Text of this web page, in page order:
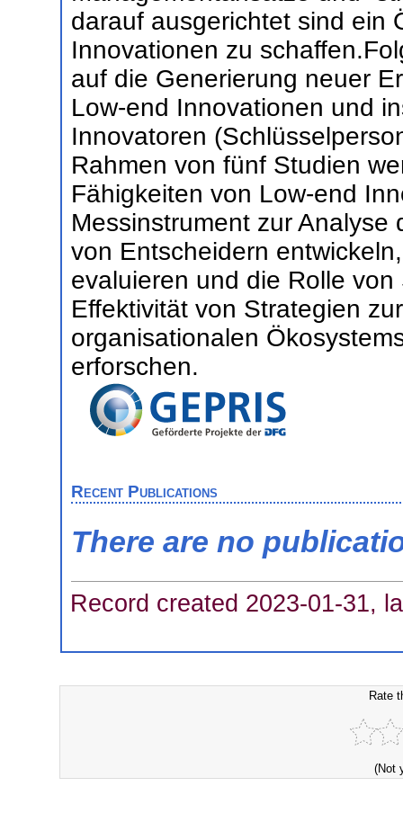
darauf ausgerichtet sind ein
Innovationen zu
auf die Generierung neuer
Low-end Innovationen und
Innovatoren
Rahmen von fünf Studien
Fähigkeiten von Low-end
Messinstrument zur
von Entscheidern
evaluieren und die Rolle
Effektivität von Strategien
organisationalen
erforschen.
Recent Publications
There are no
Record created 2023-01-31,
Rate
(Not